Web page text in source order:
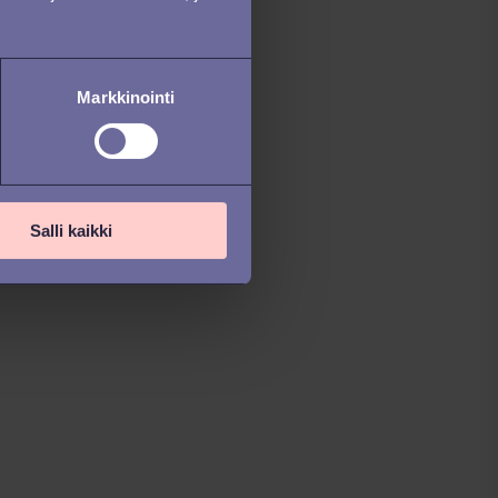
Markkinointi
Salli kaikki